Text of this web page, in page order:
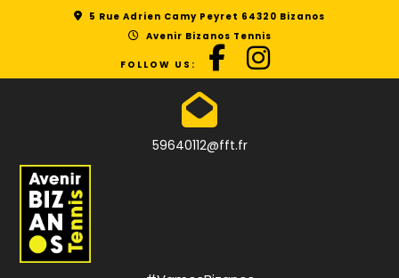
5 Rue Adrien Camy Peyret 64320 Bizanos
Avenir Bizanos Tennis
FOLLOW US:
59640112@fft.fr